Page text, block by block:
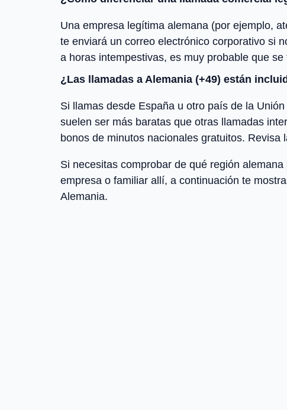
Una empresa legítima alemana (por ejemplo,
te enviará un correo electrónico corporativo si
a horas intempestivas, es muy probable que
¿Las llamadas a Alemania (+49) están
Si llamas desde España u otro país de la
suelen ser más baratas que otras llamadas
bonos de minutos nacionales gratuitos.
Si necesitas comprobar de qué región
empresa o familiar allí, a continuación te
Alemania.